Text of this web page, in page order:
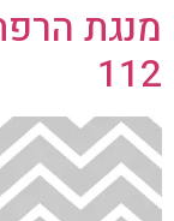
מנגת
112